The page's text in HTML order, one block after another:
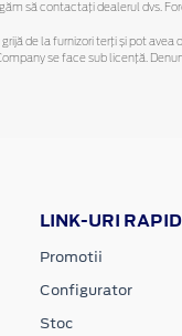
să contactaţi dealerul dvs.
de la furnizori terți și pot
se face sub licență.
LINK-URI
Promotii
Configurator
Stoc